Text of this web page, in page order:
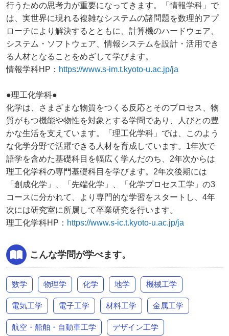
行うための思考力が重要になってきます。「情報学科」で
は、実世界に現れる複雑なシステムの諸問題を数理的アプ
ローチにより解決するとともに、計算機のハードウェア、
システム・ソフトウェア、情報システムを設計・活用でき
る人材となることをめざして学びます。
情報学科HP： https://www.s-im.t.kyoto-u.ac.jp/ja
●理工化学科●
化学は、さまざまな物質をつくる反応とそのプロセス、物
質がもつ機能や物性を対象とする学問であり、人びとの豊
かな生活を支えています。「理工化学科」では、このよう
な化学分野で活躍できる人材を育成しています。1年次で
語学を含めた基礎科目を幅広く学んだのち、2年次からは
理工化学科の専門基礎科目を学びます。2年次後期には
「創成化学」、「先端化学」、「化学プロセス工学」の3
コースに分かれて、より専門的な学習をスタートし、4年
次には研究室に所属して卒業研究を行います。
理工化学科HP： https://www.s-ic.t.kyoto-u.ac.jp/ja
こんな学問が学べます。
数学 物理学 化学 地学 機械工学
電気工学 電子工学 材料工学 金属工学
航空・船舶・自動車工学 デザイン工学